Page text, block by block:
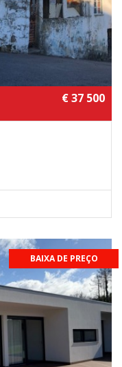
€ 37 500
BAIXA DE PREÇO